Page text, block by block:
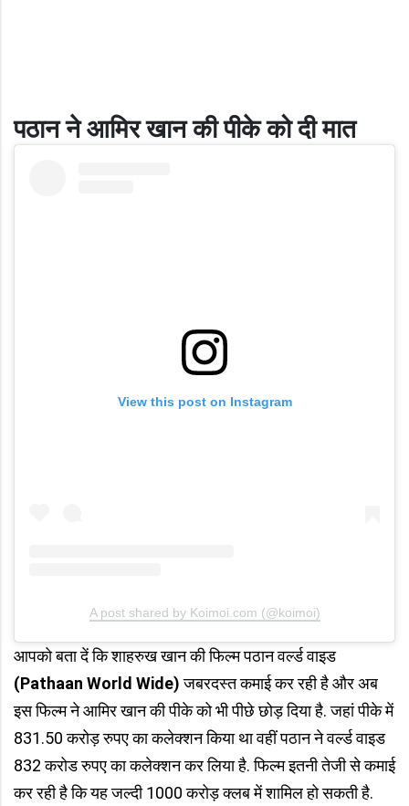
पठान ने आमिर खान की पीके को दी मात
View this post on Instagram
A post shared by Koimoi.com (@koimoi)
आपको बता दें कि शाहरुख खान की फिल्म पठान वर्ल्ड वाइड
(Pathaan World Wide)जबरदस्त कमाई कर रही है और अब
इस फिल्म ने आमिर खान की पीके को भी पीछे छोड़ दिया है. जहां पीके में
831.50 करोड़ रुपए का कलेक्शन किया था वहीं पठान ने वर्ल्ड वाइड
832 करोड रुपए का कलेक्शन कर लिया है. फिल्म इतनी तेजी से कमाई
कर रही है कि यह जल्दी 1000 करोड़ क्लब में शामिल हो सकती है.